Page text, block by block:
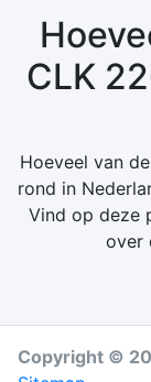
CLK
Hoeveel van
rond in
Vind op deze
over
Copyright ©